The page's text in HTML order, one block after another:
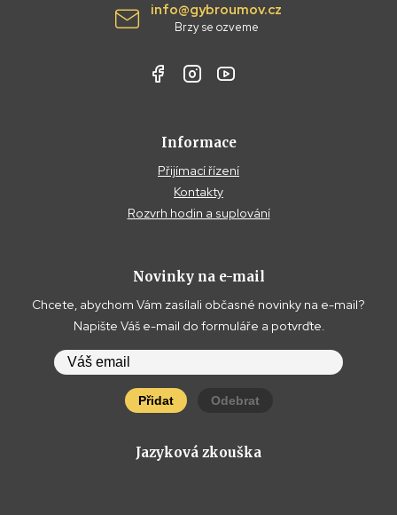
info@gybroumov.cz
Brzy se ozveme
Informace
Přijímací řízení
Kontakty
Rozvrh hodin a suplování
Novinky na e-mail
Chcete, abychom Vám zasílali občasné novinky na e-mail?
Napište Váš e-mail do formuláře a potvrďte.
Přidat Odebrat
Jazyková zkouška